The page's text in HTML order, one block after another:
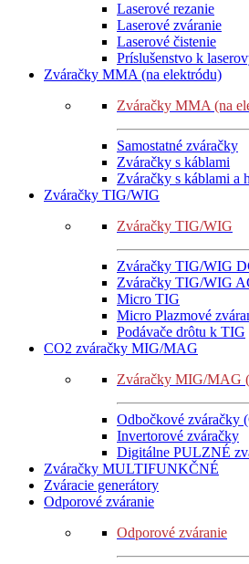
Laserové rezanie
Laserové zváranie
Laserové čistenie
Príslušenstvo k
Zváračky MMA (na elektródu)
Zváračky MMA (na
Samostatné zváračky
Zváračky s káblami
Zváračky s káblami a
Zváračky TIG/WIG
Zváračky TIG/WIG
Zváračky TIG/WIG
Zváračky TIG/WIG
Micro TIG
Micro Plazmové
Podávače drôtu k TIG
CO2 zváračky MIG/MAG
Zváračky MIG/MAG
Odbočkové zváračky
Invertorové zváračky
Digitálne PULZNÉ
Zváračky MULTIFUNKČNÉ
Zváracie generátory
Odporové zváranie
Odporové zváranie